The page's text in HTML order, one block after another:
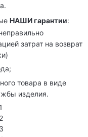
НАШИ гарантии:
затрат на возврат
товара в виде
изделия.